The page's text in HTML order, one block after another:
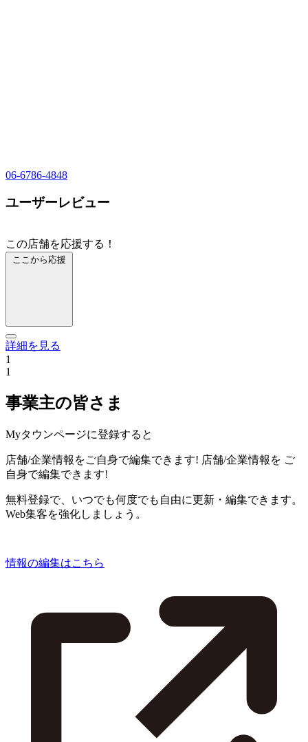
06-6786-4848
ユーザーレビュー
この店舗を応援する！
ここから応援
詳細を見る
1
1
事業主の皆さま
Myタウンページに登録すると
店舗/企業情報をご自身で編集できます! 店舗/企業情報を ご
自身で編集できます!
無料登録で、いつでも何度でも自由に更新・編集できます。
Web集客を強化しましょう。
情報の編集はこちら